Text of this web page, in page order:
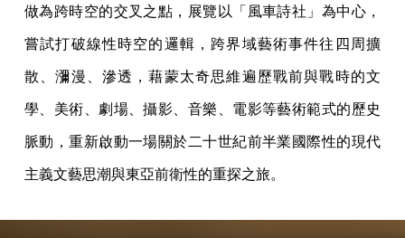
做為跨時空的交叉之點，展覽以「風車詩社」為中心，
嘗試打破線性時空的邏輯，跨界域藝術事件往四周擴
散、瀰漫、滲透，藉蒙太奇思維遍歷戰前與戰時的文
學、美術、劇場、攝影、音樂、電影等藝術範式的歷史
脈動，重新啟動一場關於二十世紀前半業國際性的現代
主義文藝思潮與東亞前衛性的重探之旅。